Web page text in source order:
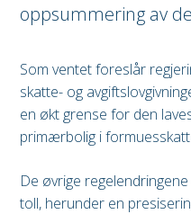
oppsummering av
Som ventet foreslår
skatte- og
en økt grense for den
primærbolig i
De øvrige
toll, herunder en